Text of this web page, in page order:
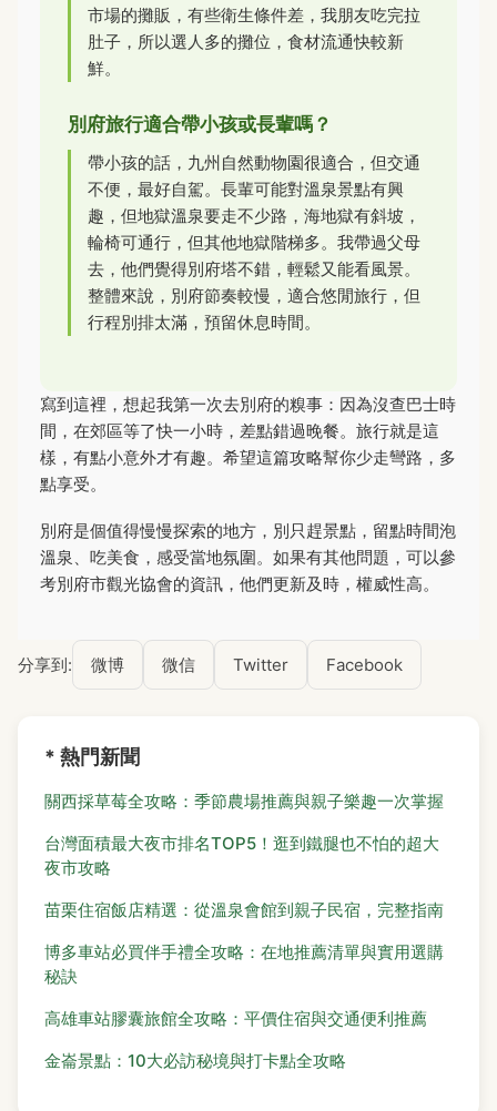
市場的攤販，有些衛生條件差，我朋友吃完拉
肚子，所以選人多的攤位，食材流通快較新
鮮。
別府旅行適合帶小孩或長輩嗎？
帶小孩的話，九州自然動物園很適合，但交通
不便，最好自駕。長輩可能對溫泉景點有興
趣，但地獄溫泉要走不少路，海地獄有斜坡，
輪椅可通行，但其他地獄階梯多。我帶過父母
去，他們覺得別府塔不錯，輕鬆又能看風景。
整體來說，別府節奏較慢，適合悠閒旅行，但
行程別排太滿，預留休息時間。
寫到這裡，想起我第一次去別府的糗事：因為沒查巴士時
間，在郊區等了快一小時，差點錯過晚餐。旅行就是這
樣，有點小意外才有趣。希望這篇攻略幫你少走彎路，多
點享受。
別府是個值得慢慢探索的地方，別只趕景點，留點時間泡
溫泉、吃美食，感受當地氛圍。如果有其他問題，可以參
考別府市觀光協會的資訊，他們更新及時，權威性高。
分享到: 微博 微信 Twitter Facebook
* 熱門新聞
關西採草莓全攻略：季節農場推薦與親子樂趣一次掌握
台灣面積最大夜市排名TOP5！逛到鐵腿也不怕的超大
夜市攻略
苗栗住宿飯店精選：從溫泉會館到親子民宿，完整指南
博多車站必買伴手禮全攻略：在地推薦清單與實用選購
秘訣
高雄車站膠囊旅館全攻略：平價住宿與交通便利推薦
金崙景點：10大必訪秘境與打卡點全攻略